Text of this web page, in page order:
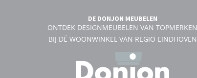
DE DONJON MEUBELEN
ONTDEK DESIGNMEUBELEN VAN TOPMERKEN
BIJ DÉ WOONWINKEL VAN REGIO EINDHOVEN